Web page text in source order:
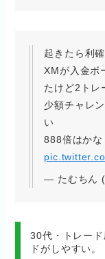
起きたら利
XMが入金ボ
たけど2トレ
少額チャレ
い
888倍はかな
— たむちん
30代・トレー
ドがしやすい。